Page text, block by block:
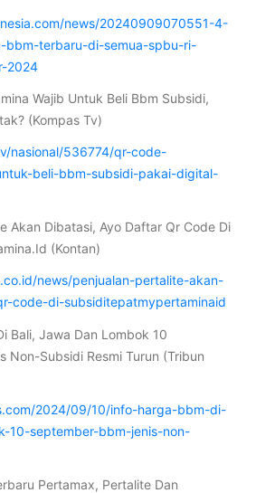
news/20240909070551-4-
bbm-terbaru-di-semua-spbu-ri-
2024
Wajib Untuk Beli Bbm Subsidi,
(Kompas Tv)
nasional/536774/qr-code-
beli-bbm-subsidi-pakai-digital-
Akan Dibatasi, Ayo Daftar Qr Code Di
(Kontan)
news/penjualan-pertalite-akan-
code-di-subsiditepatmypertaminaid
Bali, Jawa Dan Lombok 10
Non-Subsidi Resmi Turun (Tribun
2024/09/10/info-harga-bbm-di-
10-september-bbm-jenis-non-
Pertamax, Pertalite Dan